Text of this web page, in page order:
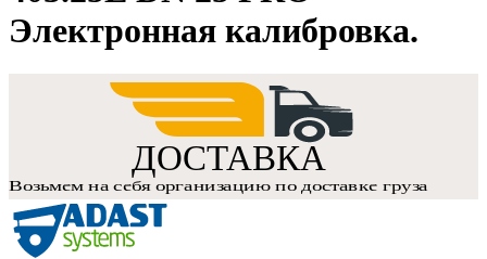
Электронная калибровка.